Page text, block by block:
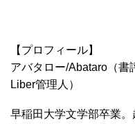
【プロフィール】
アバタロー/Abataro（書
Liber管理人）
早稲田大学文学部卒業